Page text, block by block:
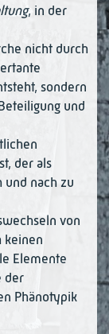
, in der
nicht durch
sondern
und
der als
und nach zu
von
keinen
Elemente
der
Phänotypik